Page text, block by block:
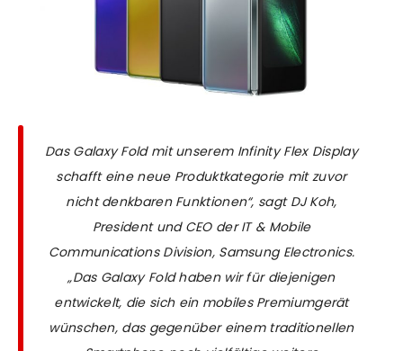
Das Galaxy Fold mit unserem Infinity Flex Display
schafft eine neue Produktkategorie mit zuvor
nicht denkbaren Funktionen“, sagt DJ Koh,
President und CEO der IT & Mobile
Communications Division, Samsung Electronics.
„Das Galaxy Fold haben wir für diejenigen
entwickelt, die sich ein mobiles Premiumgerät
wünschen, das gegenüber einem traditionellen